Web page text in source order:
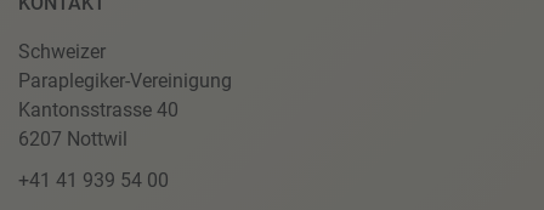
Schweizer
Paraplegiker-Vereinigung
Kantonsstrasse 40
6207 Nottwil
+41 41 939 54 00